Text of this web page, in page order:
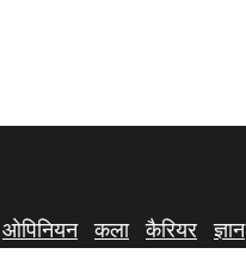
ओपिनियन कला कैरियर ज्ञान